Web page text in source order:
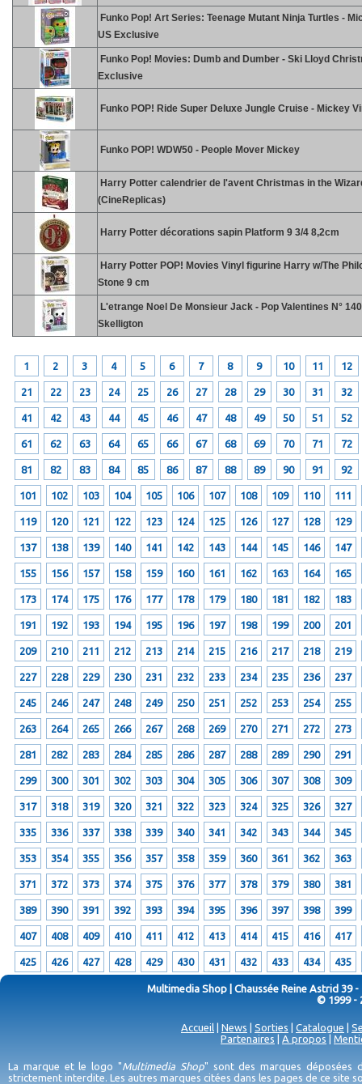
Funko Pop! Art Series: Teenage Mutant Ninja Turtles -
US Exclusive
Funko Pop! Movies: Dumb and Dumber - Ski Lloyd
Exclusive
Funko POP! Ride Super Deluxe Jungle Cruise - Mickey
Funko POP! WDW50 - People Mover Mickey
Harry Potter calendrier de l'avent Christmas in the
(CineReplicas)
Harry Potter décorations sapin Platform 9 3/4 8,2cm
Harry Potter POP! Movies Vinyl figurine Harry w/The
Stone 9 cm
L'etrange Noel De Monsieur Jack - Pop Valentines N°
Skelligton
1 2 3 4 5 6 7 8 9 10 11 12
21 22 23 24 25 26 27 28 29 30 31 32
41 42 43 44 45 46 47 48 49 50 51 52
61 62 63 64 65 66 67 68 69 70 71 72
81 82 83 84 85 86 87 88 89 90 91 92
101 102 103 104 105 106 107 108 109 110 111
119 120 121 122 123 124 125 126 127 128 129
137 138 139 140 141 142 143 144 145 146 147
155 156 157 158 159 160 161 162 163 164 165
173 174 175 176 177 178 179 180 181 182 183
191 192 193 194 195 196 197 198 199 200 201
209 210 211 212 213 214 215 216 217 218 219
227 228 229 230 231 232 233 234 235 236 237
245 246 247 248 249 250 251 252 253 254 255
263 264 265 266 267 268 269 270 271 272 273
281 282 283 284 285 286 287 288 289 290 291
299 300 301 302 303 304 305 306 307 308 309
317 318 319 320 321 322 323 324 325 326 327
335 336 337 338 339 340 341 342 343 344 345
353 354 355 356 357 358 359 360 361 362 363
371 372 373 374 375 376 377 378 379 380 381
389 390 391 392 393 394 395 396 397 398 399
407 408 409 410 411 412 413 414 415 416 417
425 426 427 428 429 430 431 432 433 434 435
Multimedia Shop | Chaussée Reine Astrid 39 -
© 1999 -
Accueil News Sorties Catalogue
Partenaires
A propos
La marque et le logo "Multimedia Shop" sont des marques déposées
strictement interdite. Les autres marques citées dans les pages de ce site